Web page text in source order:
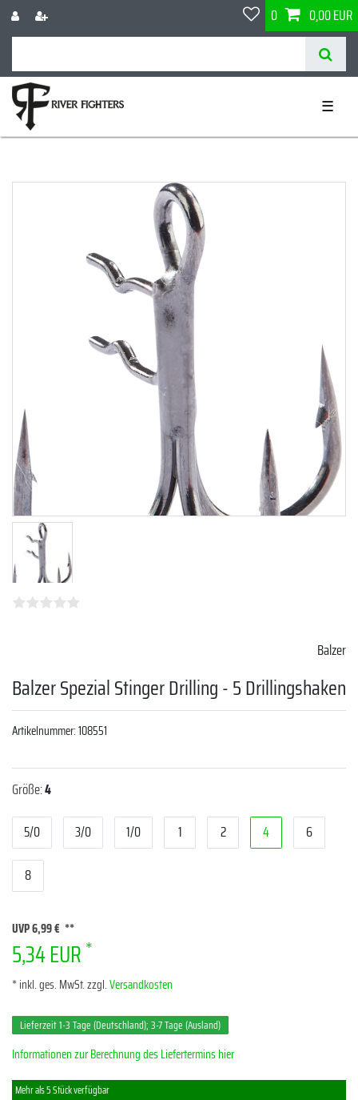
0 0,00 EUR
☰
Balzer
Balzer Spezial Stinger Drilling - 5 Drillingshaken
Artikelnummer:108551
Größe:4
5/0 3/0 1/0 1 2 4 6
8
UVP 6,99 €
5,34 EUR *
* inkl. ges. MwSt. zzgl.Versandkosten
Lieferzeit 1-3 Tage (Deutschland); 3-7 Tage (Ausland)
Informationen zur Berechnung des Liefertermins hier
Mehr als 5 Stück verfügbar